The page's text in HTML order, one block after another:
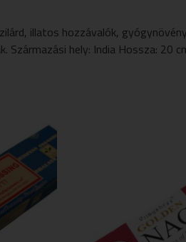
illatos hozzávalók,
hely: India Hossza: 20